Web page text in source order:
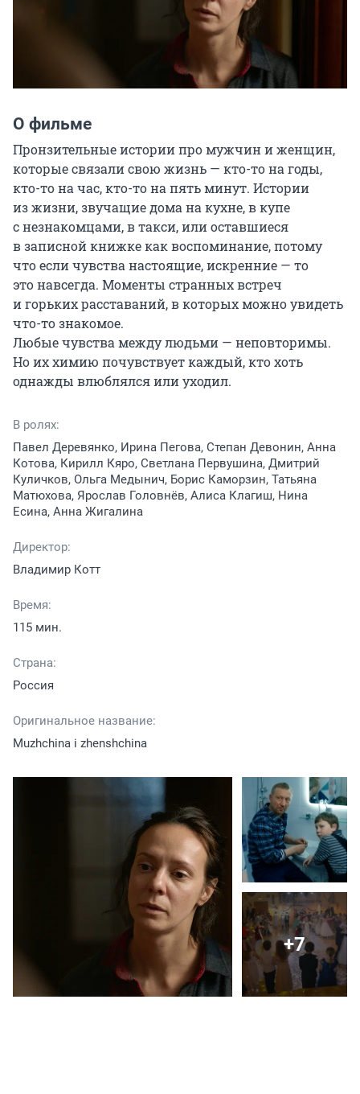
О фильме
Пронзительные истории про мужчин и женщин,
которые связали свою жизнь — кто-то на годы,
кто-то на час, кто-то на пять минут. Истории
из жизни, звучащие дома на кухне, в купе
с незнакомцами, в такси, или оставшиеся
в записной книжке как воспоминание, потому
что если чувства настоящие, искренние — то
это навсегда. Моменты странных встреч
и горьких расставаний, в которых можно увидеть
что-то знакомое.
Любые чувства между людьми — неповторимы.
Но их химию почувствует каждый, кто хоть
однажды влюблялся или уходил.
В ролях:
Павел Деревянко, Ирина Пегова, Степан Девонин, Анна
Котова, Кирилл Кяро, Светлана Первушина, Дмитрий
Куличков, Ольга Медынич, Борис Каморзин, Татьяна
Матюхова, Ярослав Головнёв, Алиса Клагиш, Нина
Есина, Анна Жигалина
Директор:
Владимир Котт
Время:
115 мин.
Страна:
Россия
Оригинальное название:
Muzhchina i zhenshchina
+7